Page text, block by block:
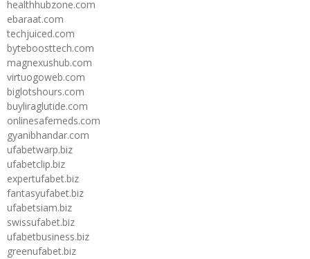
healthhubzone.com
ebaraat.com
techjuiced.com
byteboosttech.com
magnexushub.com
virtuogoweb.com
biglotshours.com
buyliraglutide.com
onlinesafemeds.com
gyanibhandar.com
ufabetwarp.biz
ufabetclip.biz
expertufabet.biz
fantasyufabet.biz
ufabetsiam.biz
swissufabet.biz
ufabetbusiness.biz
greenufabet.biz